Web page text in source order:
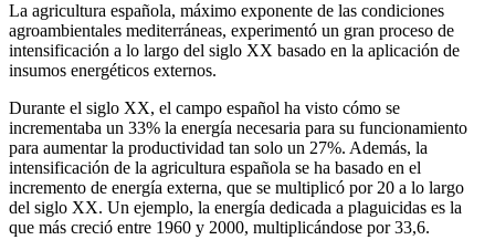
La agricultura española, máximo exponente de las condiciones
agroambientales mediterráneas, experimentó un gran proceso de
intensificación a lo largo del siglo XX basado en la aplicación de
insumos energéticos externos.
Durante el siglo XX, el campo español ha visto cómo se
incrementaba un 33% la energía necesaria para su funcionamiento
para aumentar la productividad tan solo un 27%. Además, la
intensificación de la agricultura española se ha basado en el
incremento de energía externa, que se multiplicó por 20 a lo largo
del siglo XX. Un ejemplo, la energía dedicada a plaguicidas es la
que más creció entre 1960 y 2000, multiplicándose por 33,6.